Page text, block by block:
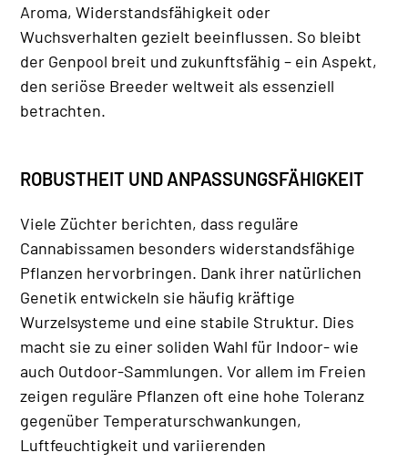
Aroma, Widerstandsfähigkeit oder
Wuchsverhalten gezielt beeinflussen. So bleibt
der Genpool breit und zukunftsfähig – ein Aspekt,
den seriöse Breeder weltweit als essenziell
betrachten.
ROBUSTHEIT UND ANPASSUNGSFÄHIGKEIT
Viele Züchter berichten, dass reguläre
Cannabissamen besonders widerstandsfähige
Pflanzen hervorbringen. Dank ihrer natürlichen
Genetik entwickeln sie häufig kräftige
Wurzelsysteme und eine stabile Struktur. Dies
macht sie zu einer soliden Wahl für Indoor- wie
auch Outdoor-Sammlungen. Vor allem im Freien
zeigen reguläre Pflanzen oft eine hohe Toleranz
gegenüber Temperaturschwankungen,
Luftfeuchtigkeit und variierenden